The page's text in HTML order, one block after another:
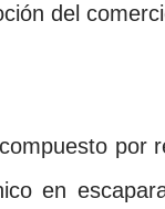
del
por
en